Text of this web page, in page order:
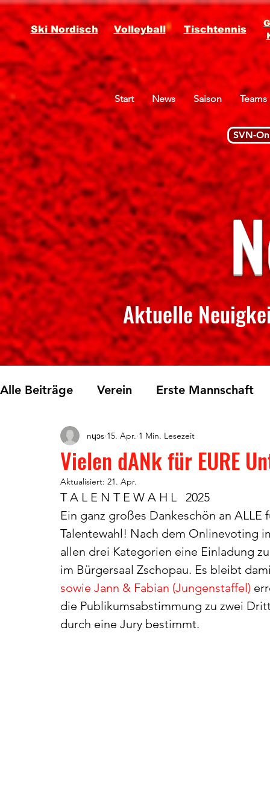
Ski Nordisch Volleyball Tischtennis
Start News Saison Teams
SVN-
Aktuelle
Alle Beiträge Verein Erste Mannschaft
Skilanglauf Fichtelberglauf
Vielen dANk für EURE
nɥɔs 15. Apr. 1 Min. Lesezeit
Aktualisiert: 21. Apr.
T A L E N T E W A H L   2025
Ein ganz großes Dankeschön an
Talentewahl! Nach dem Onlinevoting
allen drei Kategorien eine Einladung
im Bürgersaal Zschopau. Es bleibt
sowie Jann & Fabian (Jungenstaffel)
die Publikumsabstimmung zu zwei
durch eine Jury bestimmt.